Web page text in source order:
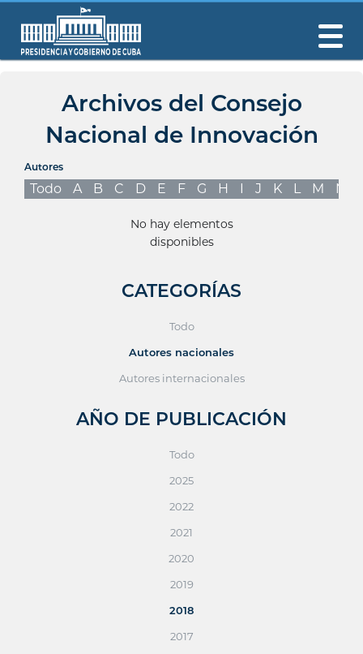
Archivos del Consejo
Nacional de Innovación
Autores
Todo A B C D E F G H I J K L M N
No hay elementos
disponibles
CATEGORÍAS
Todo
Autores nacionales
Autores internacionales
AÑO DE PUBLICACIÓN
Todo
2025
2022
2021
2020
2019
2018
2017